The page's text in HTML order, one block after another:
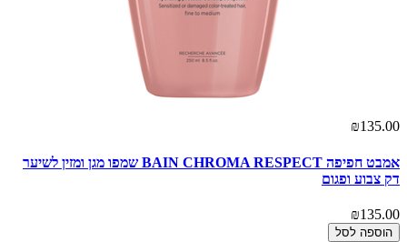
₪135.00
אמבט חפיפה BAIN CHROMA RESPECT שמפו מגן ומזין לשיער
דק צבוע ופגום
₪135.00
הוספה לסל